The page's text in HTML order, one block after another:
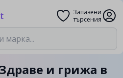
Запазени
търсения
и грижа в